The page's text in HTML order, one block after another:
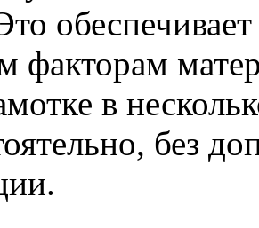
факторам
в
без